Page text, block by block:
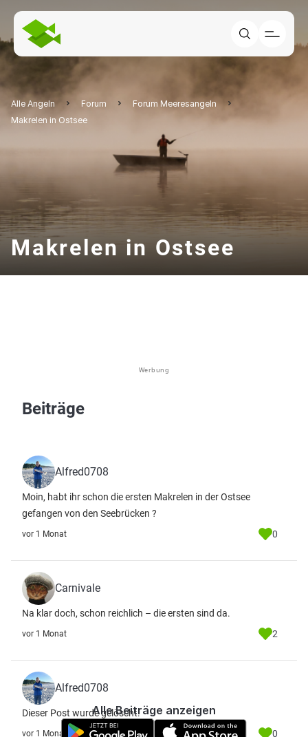
Alle Angeln Forum
Forum Meeresangeln
Makrelen in Ostsee
Makrelen in Ostsee
Werbung
Beiträge
Alfred0708
Moin, habt ihr schon die ersten Makrelen in der Ostsee
gefangen von den Seebrücken ?
vor 1 Monat 0
Carnivale
Na klar doch, schon reichlich – die ersten sind da.
vor 1 Monat 2
Alfred0708
Dieser Post wurde gelöscht.
vor 1 Monat 0
Alle Beiträge anzeigen